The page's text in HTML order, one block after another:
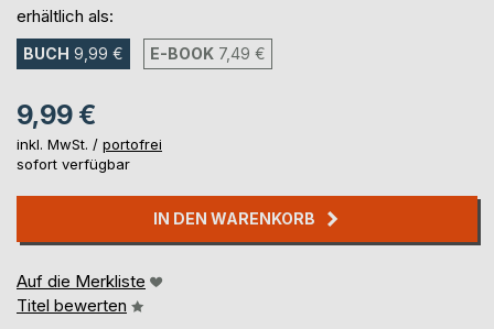
erhältlich als:
BUCH 9,99 € E-BOOK 7,49 €
9,99 €
inkl. MwSt. / portofrei
sofort verfügbar
IN DEN WARENKORB
Auf die Merkliste
Titel bewerten